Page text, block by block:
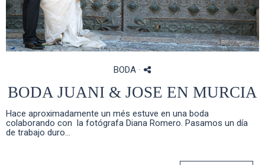
BODA·
BODA JUANI & JOSE EN MURCIA
Hace aproximadamente un més estuve en una boda
colaborando con la fotógrafa Diana Romero. Pasamos un día
de trabajo duro...